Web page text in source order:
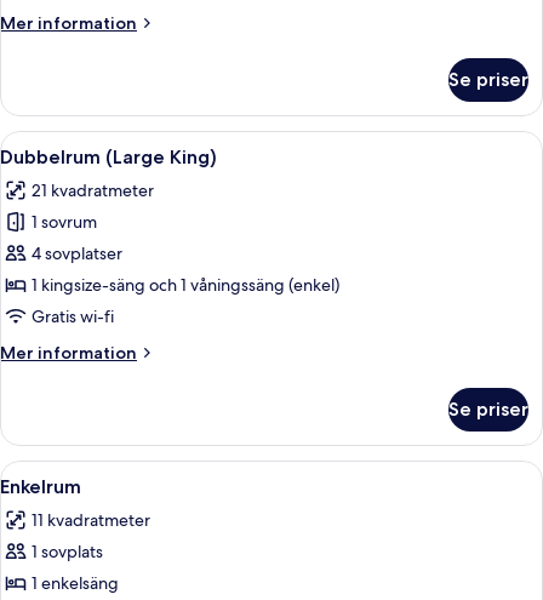
Mer information
Mer
(Large)
Se priser
Öppna
alla
foton
för
Dubbelrum
(Large
King)
Ett hotellrum med en säng, ett
7
Dubbelrum (Large King)
21 kvadratmeter
1 sovrum
4 sovplatser
1 kingsize-säng och 1 våningssäng (enkel)
Gratis wi-fi
Mer information
Mer
(Large
King)
Se priser
Öppna
alla
foton
för
Enkelrum
Ett modernt hotellrum med ett
5
Enkelrum
11 kvadratmeter
1 sovplats
1 enkelsäng